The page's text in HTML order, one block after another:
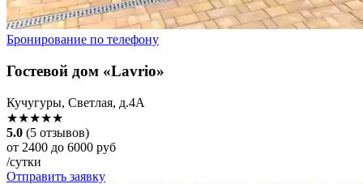
Бронирование по телефону
Гостевой дом «Lavrio»
Кучугуры, Светлая, д.4А
★★★★★
5.0 (5 отзывов)
от 2400 до 6000 руб
/сутки
Отправить заявку